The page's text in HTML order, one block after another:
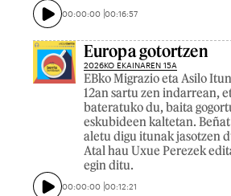
00:00:00 00:16:57
Europa gotortzen
2026KO EKAINAREN 15A
EBko Migrazio eta Asilo
12an sartu zen indarrean,
bateratuko du, baita
eskubideen kaltetan.
aletu digu itunak jasotzen
Atal hau Uxue Perezek
egin ditu.
00:00:00 00:12:21